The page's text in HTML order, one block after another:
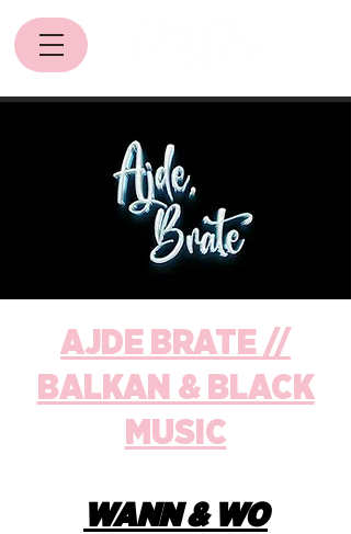
AJDE BRATE //
BALKAN & BLACK
MUSIC
WANN & WO